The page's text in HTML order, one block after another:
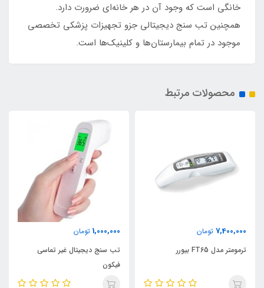
خانگی است که وجود آن در هر خانه‌ای ضرورت دارد.
همچنین تب سنج دیجیتالی جزو تجهیزات پزشکی تخصصی
موجود در تمام بیمارستان‌ها و کلینیک‌ها است.
محصولات مرتبط
7,400,000 تومان
ترمومتر مدل FT65 بیورر
1,000,000 تومان
تب سنج دیجیتال غیر تماسی
فیکون